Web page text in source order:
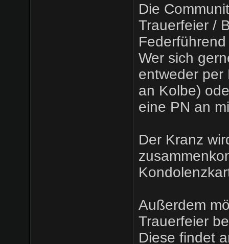
Die
Trauerfeier /
Wer sich
entweder per
an Kolbe)
eine PN an
Der Kranz
Außerdem
Trauerfeier
Diese findet